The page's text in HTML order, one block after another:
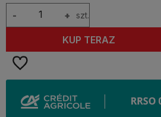
+
- szt.
KUP TERAZ